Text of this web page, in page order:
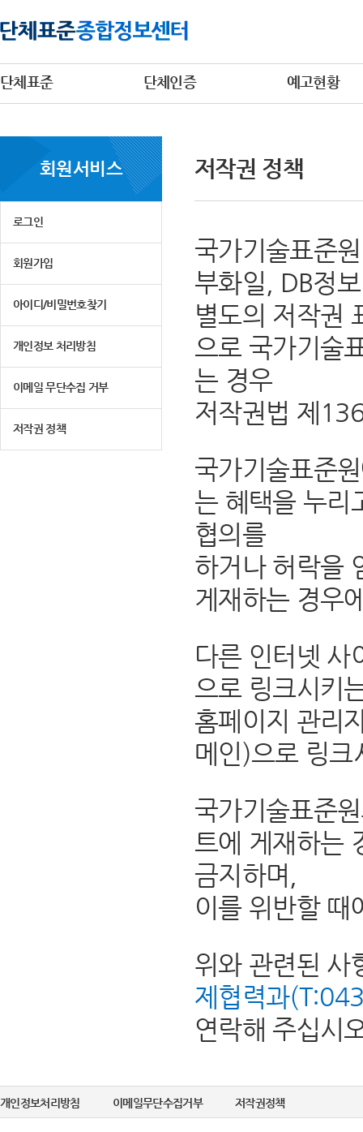
단체표준 단체인증 예고현황
회원서비스
로그인
회원가입
아이디/비밀번호찾기
개인정보 처리방침
이메일 무단수집 거부
저작권 정책
저작권 정책
국가기술표준
부화일, DB정
별도의 저작권
으로 국가기술
는 경우
저작권법 제
국가기술표준
는 혜택을 누리
협의를
하거나 허락을
게재하는 경우
다른 인터넷 사
으로 링크시키
홈페이지 관리
메인)으로 링크
국가기술표준
트에 게재하는
금지하며,
이를 위반할 때
위와 관련된 사
제협력과
연락해 주십시
개인정보처리방침 이메일무단수집거부 저작권정책